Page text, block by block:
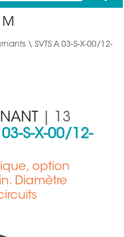
\ SVTS A 03-S-X-00/12-
| 13
03-S-X-00/12-
option
Diamètre